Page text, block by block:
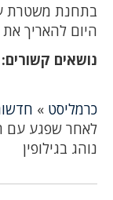
בתחנת משטרת
היום להאריך
נושאים קשורים:
כרמליסט »
לאחר שפגע עם
נוהג בגילופין